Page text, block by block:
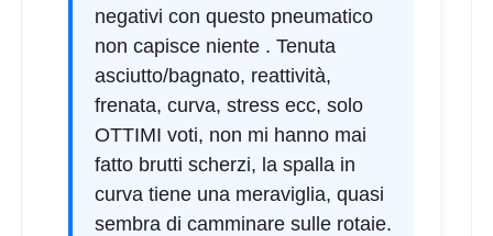
RunFlat XL
Disponibile
255/45 R17 98W * BMW
FR RunFlat
Disponibile
negativi con questo pneumatico
non capisce niente . Tenuta
asciutto/bagnato, reattività,
frenata, curva, stress ecc, solo
OTTIMI voti, non mi hanno mai
fatto brutti scherzi, la spalla in
curva tiene una meraviglia, quasi
sembra di camminare sulle rotaie.